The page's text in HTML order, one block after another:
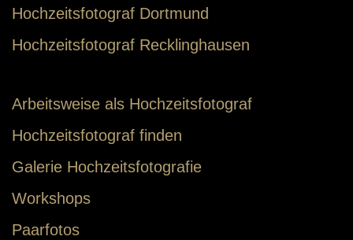
Hochzeitsfotograf Dortmund
Hochzeitsfotograf Recklinghausen
Arbeitsweise als Hochzeitsfotograf
Hochzeitsfotograf finden
Galerie Hochzeitsfotografie
Workshops
Paarfotos